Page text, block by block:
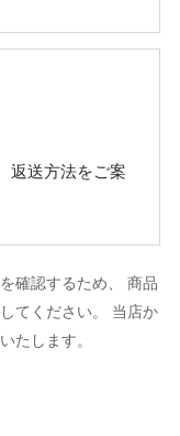
返送方法をご案
確認するため、 商品
てください。 当店か
たします。